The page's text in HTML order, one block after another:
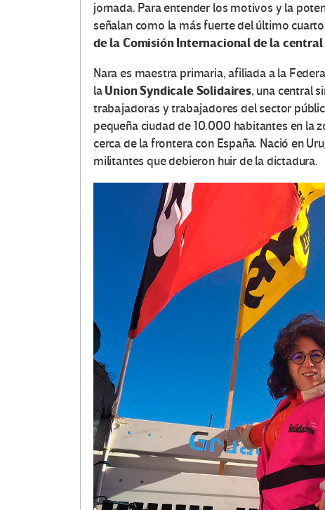
jornada. Para entender los motivos y la
señalan como la más fuerte del último
de la Comisión Internacional de la
Nara es maestra primaria, afiliada a la
laUnion Syndicale Solidaires, una central
trabajadoras y trabajadores del sector
pequeña ciudad de 10.000 habitantes en la
cerca de la frontera con España. Nació en
militantes que debieron huir de la dictadura.